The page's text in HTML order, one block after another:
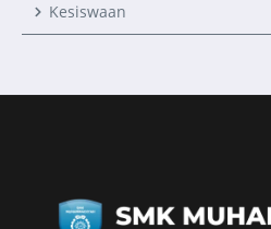
Kesiswaan